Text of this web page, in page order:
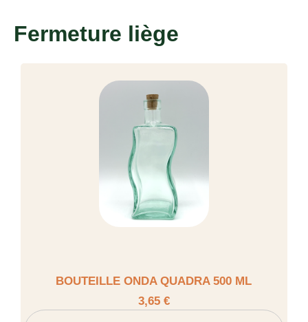
Fermeture liège
BOUTEILLE ONDA QUADRA 500 ML
3,65 €